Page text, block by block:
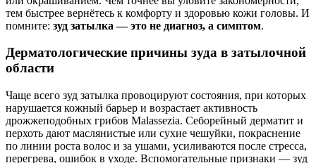
тем быстрее вернётесь к комфорту и здоровью кожи головы. И
помните: зуд затылка — это не диагноз, а симптом.
Дерматологические причины зуда в затылочной
области
Чаще всего зуд затылка провоцируют состояния, при которых
нарушается кожный барьер и возрастает активность
дрожжеподобных грибов Malassezia. Себорейный дерматит и
перхоть дают маслянистые или сухие чешуйки, покраснение
по линии роста волос и за ушами, усиливаются после стресса,
перегрева, ошибок в уходе. Вспомогательные признаки — зуд